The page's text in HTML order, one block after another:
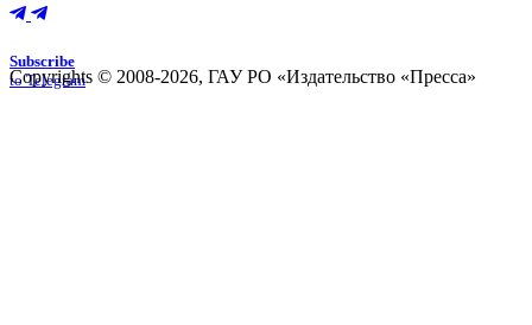
Subscribe
to Telegram
Copyrights © 2008-2026, ГАУ РО «Издательство «Пресса»